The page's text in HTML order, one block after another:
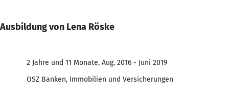
Ausbildung von Lena Röske
2 Jahre und 11 Monate, Aug. 2016 - Juni 2019
OSZ Banken, Immobilien und Versicherungen